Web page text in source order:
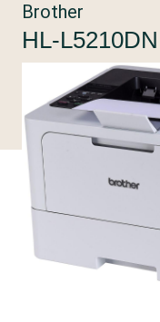
Brother
HL-L5210DN